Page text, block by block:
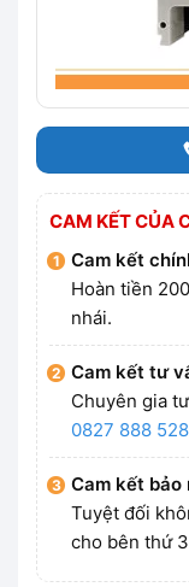
CAM KẾT CỦA
Cam kết
Hoàn tiền
nhái.
Cam kết tư
Chuyên gia
0827 888 528
Cam kết bảo
Tuyệt đối
cho bên thứ